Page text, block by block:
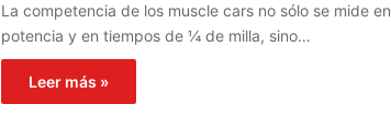
La competencia de los muscle cars no sólo se mide en
potencia y en tiempos de ¼ de milla, sino…
Leer más »